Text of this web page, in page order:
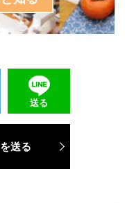
送る
送る